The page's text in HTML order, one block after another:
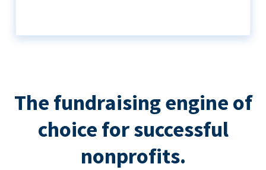
The fundraising engine of
choice for successful
nonprofits.